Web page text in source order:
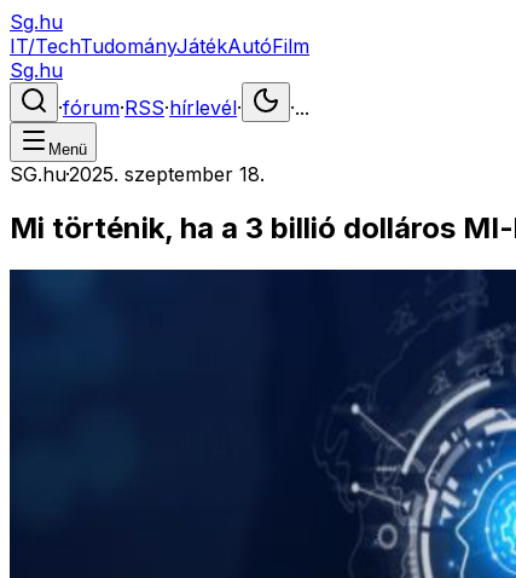
Sg.hu
IT/TechTudományJátékAutóFilm
Sg.hu
·fórum·RSS·hírlevél· ·...
Menü
SG.hu·2025. szeptember 18.
Mi történik, ha a 3 billió dolláros